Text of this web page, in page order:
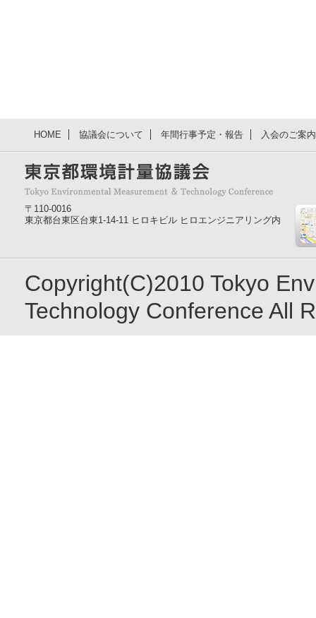
HOME 協議会について 年間行事予定・報告 入会のご案
〒110-0016
東京都台東区台東1-14-11 ヒロキビル ヒロエンジニアリング内
Copyright(C)2010 Tokyo
Technology Conference All